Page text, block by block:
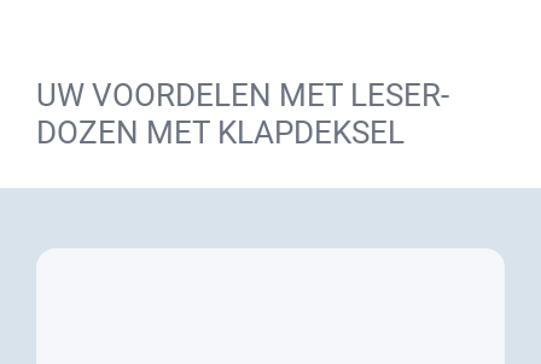
UW VOORDELEN MET LESER-
DOZEN MET KLAPDEKSEL